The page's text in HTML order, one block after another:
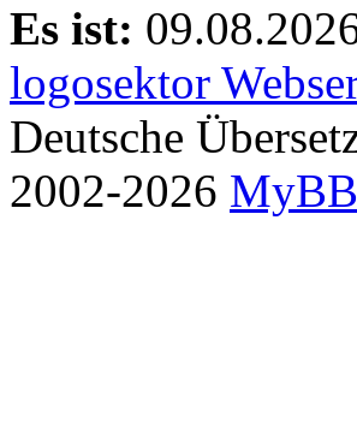
Es ist:
logosektor
Deutsche
2002-2026